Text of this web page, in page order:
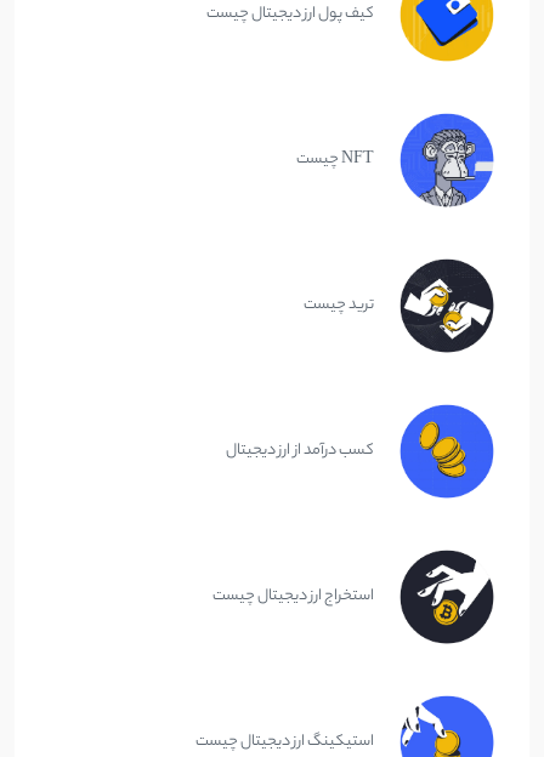
کیف پول ارز دیجیتال چیست
NFT چیست
ترید چیست
کسب درآمد از ارز دیجیتال
استخراج ارز دیجیتال چیست
استیکینگ ارز دیجیتال چیست